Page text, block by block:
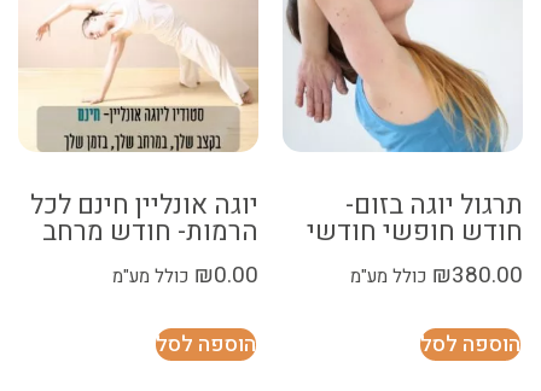
תרגול יוגה בזום-
חודש חופשי חודשי
₪380.00 כולל מע"מ
הוספה לסל
יוגה אונליין חינם לכל
הרמות- חודש מרחב
₪0.00 כולל מע"מ
הוספה לסל